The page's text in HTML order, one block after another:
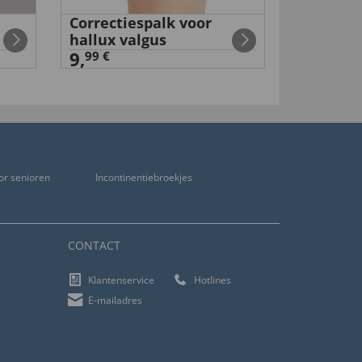
Correctiespalk voor
hallux valgus
9,99 €
senioren Incontinentiebroekjes
CONTACT
Klantenservice
Hotlines
E-mailadres